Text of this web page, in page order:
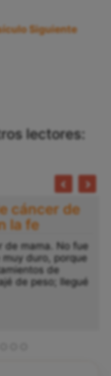
Siguiente
lectores:
cáncer de
la fe
de mama. No fue
duro, porque
de
de peso; llegué